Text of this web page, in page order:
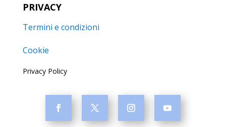
PRIVACY
Termini e condizioni
Cookie
Privacy Policy